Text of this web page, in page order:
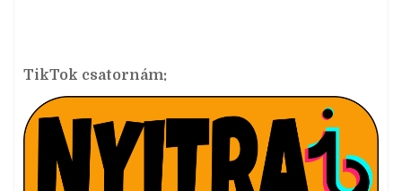
TikTok csatornám: